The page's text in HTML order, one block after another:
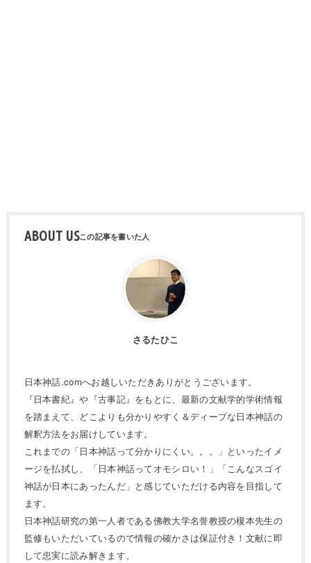
ABOUT US
さるたひこ
日本神話.comへお越しいただきありがとうございます。
『日本書紀』や『古事記』をもとに、最新の文献学的学術情報
を踏まえて、どこよりも分かりやすく＆ディープな日本神話の
解釈方法をお届けしています。
これまでの「日本神話って分かりにくい。。。」といったイメ
ージを払拭し、「日本神話ってオモシロい！」「こんなスゴイ
神話が日本にあったんだ」と感じていただける内容を目指して
ます。
日本神話研究の第一人者である佛教大学名誉教授の榎本先生の
監修もいただいているので情報の確かさは保証付き！文献に即
して忠実に読み解きます。